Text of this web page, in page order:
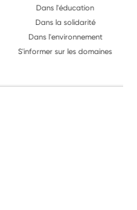
Dans l'éducation
Dans la solidarité
Dans l'environnement
S'informer sur les domaines